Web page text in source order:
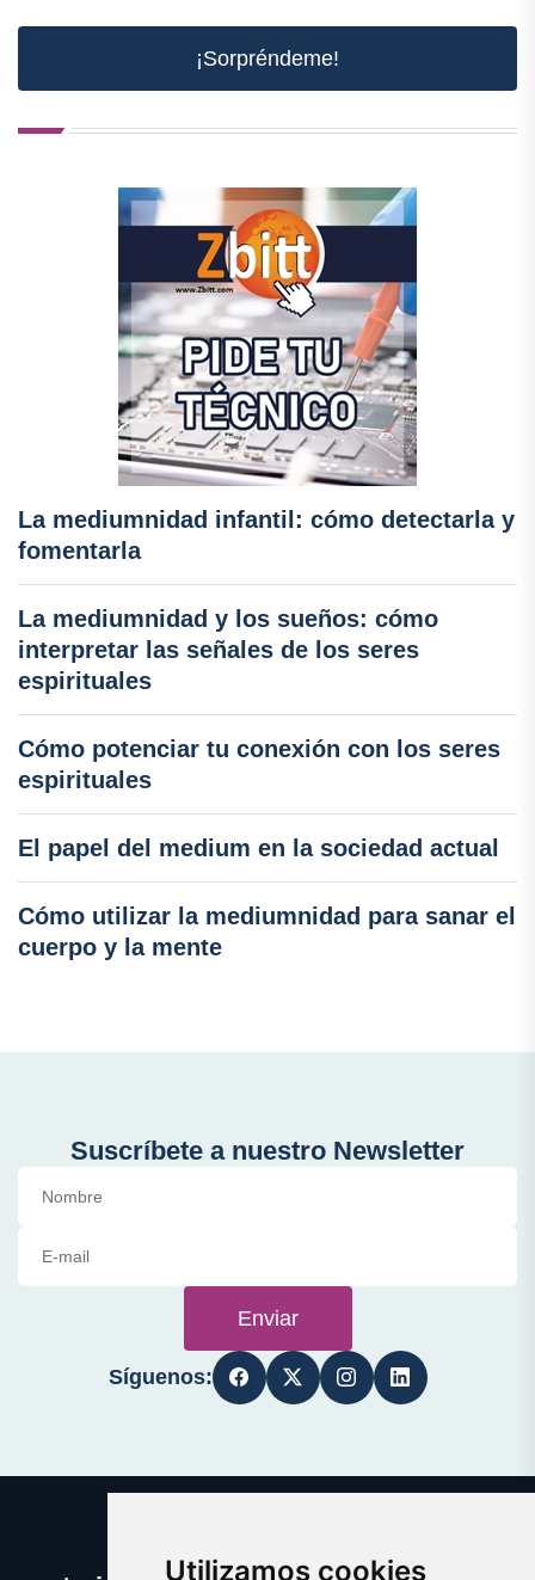
Utilizamos cookies
¡Sorpréndeme!
La mediumnidad infantil: cómo detectarla y
fomentarla
La mediumnidad y los sueños: cómo
interpretar las señales de los seres
espirituales
Cómo potenciar tu conexión con los seres
espirituales
El papel del medium en la sociedad actual
Cómo utilizar la mediumnidad para sanar el
cuerpo y la mente
Suscríbete a nuestro Newsletter
Enviar
Síguenos: